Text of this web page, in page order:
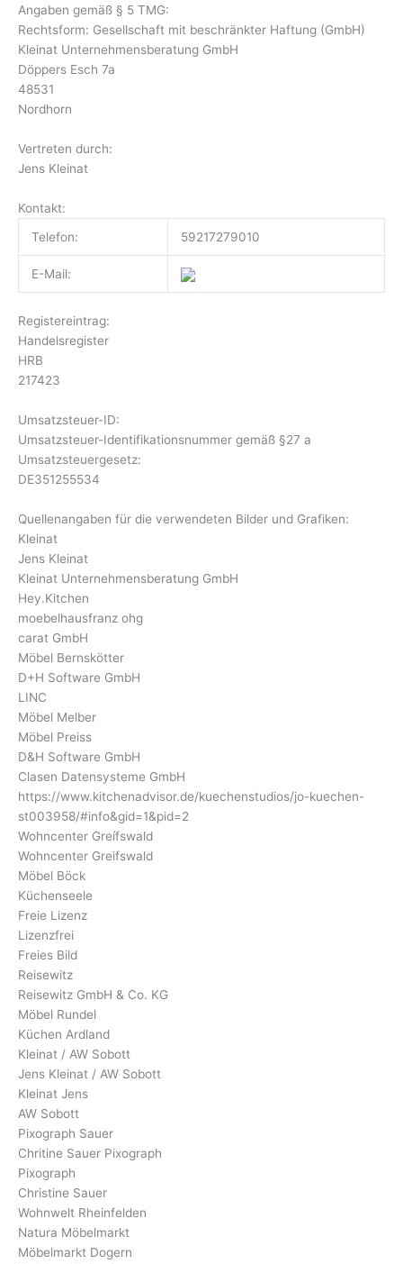
Zum
Inhalt
springen
Angaben gemäß § 5 TMG:
Rechtsform: Gesellschaft mit beschränkter Haftung (GmbH)
Kleinat Unternehmensberatung GmbH
Döppers Esch 7a
48531
Nordhorn
Vertreten durch:
Jens Kleinat
Kontakt:
Telefon:
59217279010
E-Mail:
Registereintrag:
Handelsregister
HRB
217423
Umsatzsteuer-ID:
Umsatzsteuer-Identifikationsnummer gemäß §27 a
Umsatzsteuergesetz:
DE351255534
Quellenangaben für die verwendeten Bilder und Grafiken:
Kleinat
Jens Kleinat
Kleinat Unternehmensberatung GmbH
Hey.Kitchen
moebelhausfranz ohg
carat GmbH
Möbel Bernskötter
D+H Software GmbH
LINC
Möbel Melber
Möbel Preiss
D&H Software GmbH
Clasen Datensysteme GmbH
https://www.kitchenadvisor.de/kuechenstudios/jo-kuechen-
st003958/#info&gid=1&pid=2
Wohncenter Greífswald
Wohncenter Greifswald
Möbel Böck
Küchenseele
Freie Lizenz
Lizenzfrei
Freies Bild
Reisewitz
Reisewitz GmbH & Co. KG
Möbel Rundel
Küchen Ardland
Kleinat / AW Sobott
Jens Kleinat / AW Sobott
Kleinat Jens
AW Sobott
Pixograph Sauer
Chritine Sauer Pixograph
Pixograph
Christine Sauer
Wohnwelt Rheinfelden
Natura Möbelmarkt
Möbelmarkt Dogern